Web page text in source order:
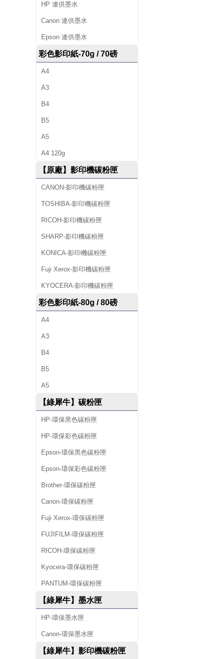
帶
、
辦
公
文
具
並
提
供
影
印
機
租
及
回
收
空
匣
服
務
HP 連供墨水
Canon 連供墨水
Epson 連供墨水
彩色影印紙-70g / 70磅
A4
A3
B4
B5
A5
A4 120g
【原廠】影印機碳粉匣
CANON-影印機碳粉匣
TOSHIBA-影印機碳粉匣
RICOH-影印機碳粉匣
SHARP-影印機碳粉匣
KONICA-影印機碳粉匣
Fuji Xerox-影印機碳粉匣
KYOCERA-影印機碳粉匣
彩色影印紙-80g / 80磅
A4
A3
B4
B5
A5
【綠犀牛】碳粉匣
HP-環保黑色碳粉匣
HP-環保彩色碳粉匣
Epson-環保黑色碳粉匣
Epson-環保彩色碳粉匣
Brother-環保碳粉匣
Canon-環保碳粉匣
Fuji Xerox-環保碳粉匣
FUJIFILM-環保碳粉匣
RICOH-環保碳粉匣
Kyocera-環保碳粉匣
PANTUM-環保碳粉匣
【綠犀牛】墨水匣
HP-環保墨水匣
Canon-環保墨水匣
【綠犀牛】影印機碳粉匣